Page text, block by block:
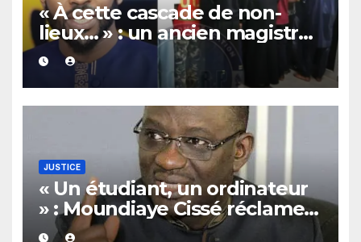
« À cette cascade de non-
lieux… » : un ancien magistrat
annonce une bonne nouvelle
pour Pape Cheikh Diallo et
Cie
JUSTICE
« Un étudiant, un ordinateur
» : Moundiaye Cissé réclame
une enquête de l’OFNAC